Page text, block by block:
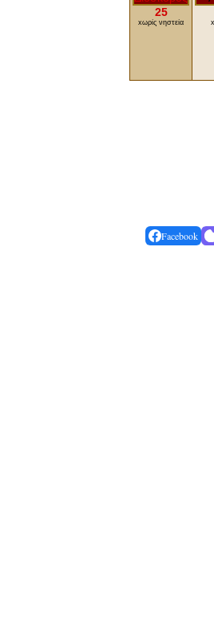
25
xωρίς νηστεία
Facebook